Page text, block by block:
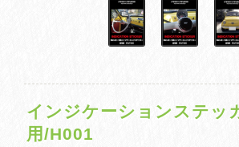
インジケーションステッ
用/H001